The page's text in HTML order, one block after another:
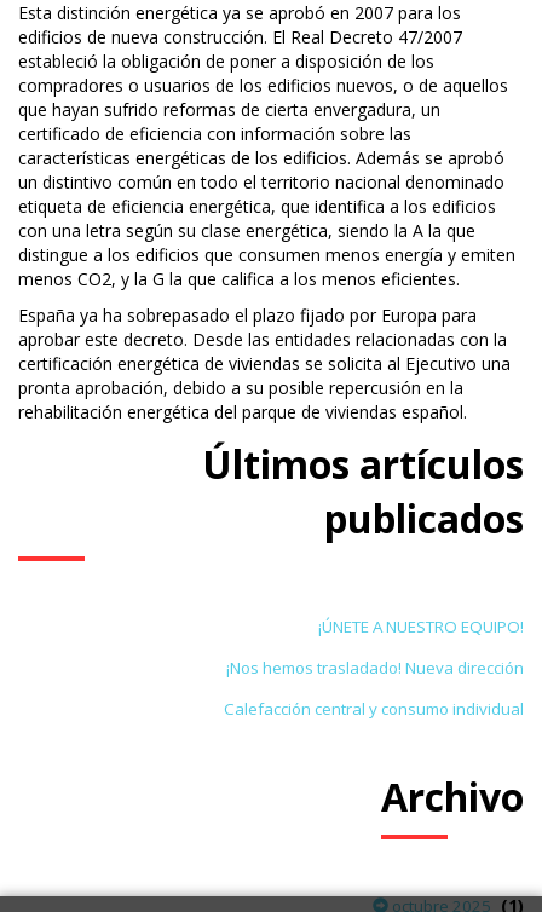
Esta distinción energética ya se aprobó en 2007 para los
edificios de nueva construcción. El Real Decreto 47/2007
estableció la obligación de poner a disposición de los
compradores o usuarios de los edificios nuevos, o de aquellos
que hayan sufrido reformas de cierta envergadura, un
certificado de eficiencia con información sobre las
características energéticas de los edificios. Además se aprobó
un distintivo común en todo el territorio nacional denominado
etiqueta de eficiencia energética, que identifica a los edificios
con una letra según su clase energética, siendo la A la que
distingue a los edificios que consumen menos energía y emiten
menos CO2, y la G la que califica a los menos eficientes.
España ya ha sobrepasado el plazo fijado por Europa para
aprobar este decreto. Desde las entidades relacionadas con la
certificación energética de viviendas se solicita al Ejecutivo una
pronta aprobación, debido a su posible repercusión en la
rehabilitación energética del parque de viviendas español.
Últimos artículos
publicados
¡ÚNETE A NUESTRO EQUIPO!
¡Nos hemos trasladado! Nueva dirección
Calefacción central y consumo individual
Archivo
octubre 2025 (1)